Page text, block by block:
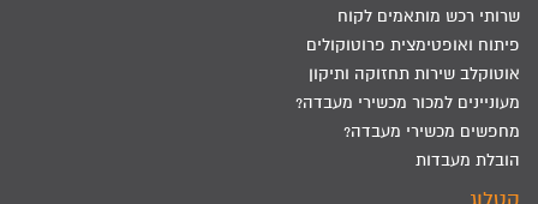
שרותי רכש מותאמים לקוח
פיתוח ואופטימצית פרוטוקולים
אוטוקלב שירות תחזוקה ותיקון
מעוניינים למכור מכשירי מעבדה?
מחפשים מכשירי מעבדה?
הובלת מעבדות